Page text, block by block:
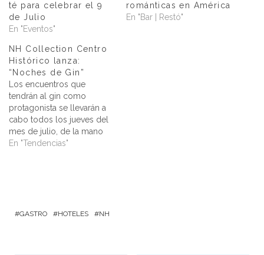
té para celebrar el 9
de Julio
En "Eventos"
románticas en América
En "Bar | Restó"
NH Collection Centro
Histórico lanza:
“Noches de Gin”
Los encuentros que
tendrán al gin como
protagonista se llevarán a
cabo todos los jueves del
mes de julio, de la mano
del Club del Gin en el
y resorts en…
En "Tendencias"
GASTRO HOTELES NH